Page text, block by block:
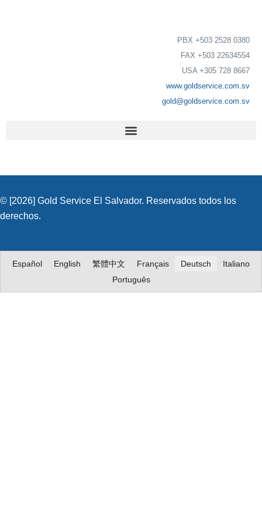
PBX +503 2528 0380
FAX +503 22634554
USA +305 728 8667
www.goldservice.com.sv
gold@goldservice.com.sv
© [2026] Gold Service El Salvador. Reservados todos los
derechos.
Español English 繁體中文 Français Deutsch
Italiano
Português